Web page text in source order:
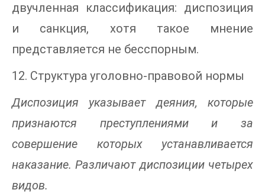
двучленная классификация: диспозиция
и санкция, хотя такое мнение
представляется не бесспорным.
12. Структура уголовно-правовой нормы
Диспозиция указывает деяния, которые
признаются преступлениями и за
совершение которых устанавливается
наказание. Различают диспозиции четырех
видов.